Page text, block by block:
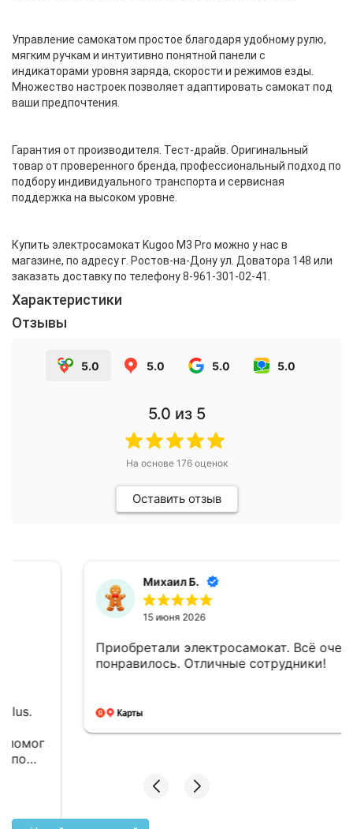
Управление самокатом простое благодаря удобному рулю,
мягким ручкам и интуитивно понятной панели с
индикаторами уровня заряда, скорости и режимов езды.
Множество настроек позволяет адаптировать самокат под
ваши предпочтения.
Гарантия от производителя. Тест-драйв. Оригинальный
товар от проверенного бренда, профессиональный подход по
подбору индивидуального транспорта и сервисная
поддержка на высоком уровне.
Купить электросамокат Kugoo M3 Pro можно у нас в
магазине, по адресу г. Ростов-на-Дону ул. Доватора 148 или
заказать доставку по телефону 8-961-301-02-41.
Характеристики
Отзывы
5.0 5.0 5.0 5.0
5.0 из 5
На основе 176оценок
Оставить отзыв
Михаил Б.
15 июня 2026
Приобретали электросамокат. Всё очень
понравилось. Отличные сотрудники!